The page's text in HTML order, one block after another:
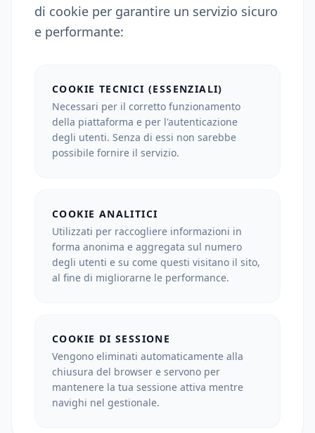
di cookie per garantire un servizio sicuro
e performante:
COOKIE TECNICI (ESSENZIALI)
Necessari per il corretto funzionamento
della piattaforma e per l'autenticazione
degli utenti. Senza di essi non sarebbe
possibile fornire il servizio.
COOKIE ANALITICI
Utilizzati per raccogliere informazioni in
forma anonima e aggregata sul numero
degli utenti e su come questi visitano il sito,
al fine di migliorarne le performance.
COOKIE DI SESSIONE
Vengono eliminati automaticamente alla
chiusura del browser e servono per
mantenere la tua sessione attiva mentre
navighi nel gestionale.